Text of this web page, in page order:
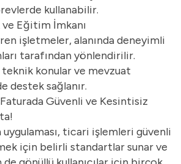
kullanabilir.
Eğitim İmkanı
işletmeler, alanında deneyimli
tarafından yönlendirilir.
teknik konular ve mevzuat
destek sağlanır.
Güvenli ve Kesintisiz
ticari işlemleri güvenli
için belirli standartlar sunar ve